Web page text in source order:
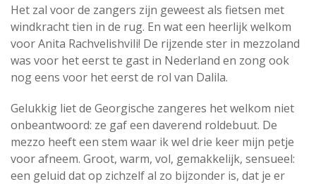
Het zal voor de zangers zijn geweest als fietsen met
windkracht tien in de rug. En wat een heerlijk welkom
voor Anita Rachvelishvili! De rijzende ster in mezzoland
was voor het eerst te gast in Nederland en zong ook
nog eens voor het eerst de rol van Dalila.
Gelukkig liet de Georgische zangeres het welkom niet
onbeantwoord: ze gaf een daverend roldebuut. De
mezzo heeft een stem waar ik wel drie keer mijn petje
voor afneem. Groot, warm, vol, gemakkelijk, sensueel:
een geluid dat op zichzelf al zo bijzonder is, dat je er